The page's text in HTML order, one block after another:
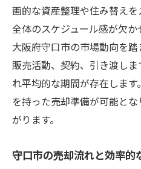
画的な資産整理や住み替えを
全体のスケジュール感が欠か
大阪府守口市の市場動向を
販売活動、契約、引き渡し
れ平均的な期間が存在しま
を持った売却準備が可能と
がります。
守口市の売却流れと効率的